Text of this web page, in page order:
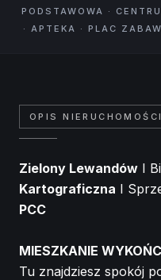
PODSTAWOWA ·
· APTEKA · PLAC
OPIS NIERUCHOMOŚCI
Zielony Lewandów I
Kartograficzna I
PCC
MIESZKANIE
Tu znajdziesz spokój